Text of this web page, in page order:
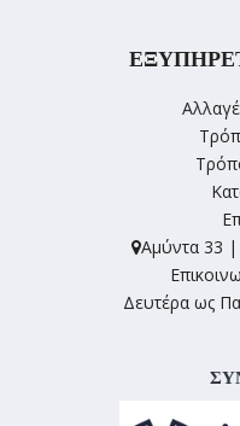
Αμύντα 33 |
Δευτέρα ως